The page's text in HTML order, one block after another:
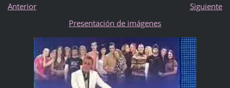
Anterior
Siguiente
Presentación de imágenes